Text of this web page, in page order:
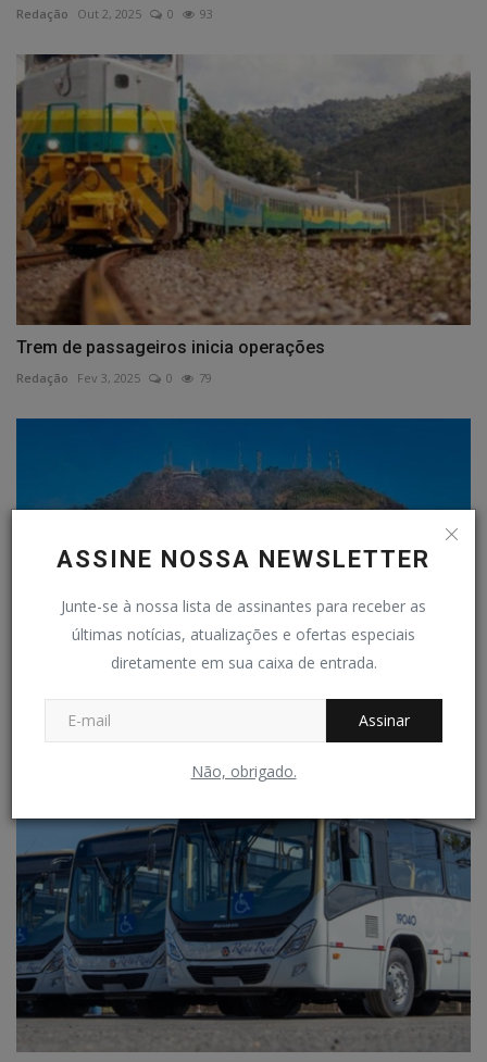
ASSINE NOSSA NEWSLETTER
Junte-se à nossa lista de assinantes para receber as
últimas notícias, atualizações e ofertas especiais
diretamente em sua caixa de entrada.
Assinar
Não, obrigado.
Redação Out 2, 2025 0 93
Trem de passageiros inicia operações
Redação Fev 3, 2025 0 79
Incêndios afetam saúde da população
Redação Ago 23, 2024 0 860